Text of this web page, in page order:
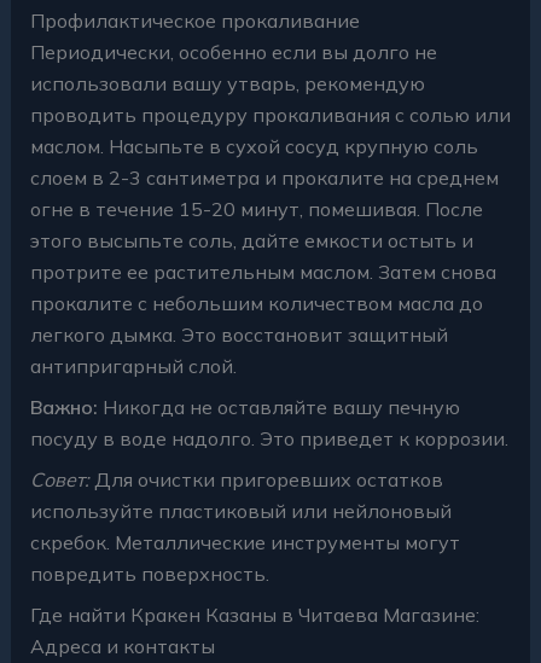
Профилактическое прокаливание
Периодически, особенно если вы долго не
использовали вашу утварь, рекомендую
проводить процедуру прокаливания с солью или
маслом. Насыпьте в сухой сосуд крупную соль
слоем в 2-3 сантиметра и прокалите на среднем
огне в течение 15-20 минут, помешивая. После
этого высыпьте соль, дайте емкости остыть и
протрите ее растительным маслом. Затем снова
прокалите с небольшим количеством масла до
легкого дымка. Это восстановит защитный
антипригарный слой.
Важно: Никогда не оставляйте вашу печную
посуду в воде надолго. Это приведет к коррозии.
Совет:Для очистки пригоревших остатков
используйте пластиковый или нейлоновый
скребок. Металлические инструменты могут
повредить поверхность.
Где найти Кракен Казаны в Читаева Магазине:
Адреса и контакты